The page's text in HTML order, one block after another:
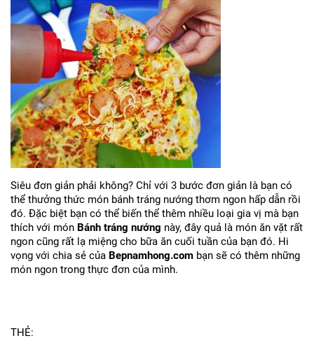
Siêu đơn giản phải không? Chỉ với 3 bước đơn giản là bạn có
thể thưởng thức món bánh tráng nướng thơm ngon hấp dẫn rồi
đó. Đặc biệt bạn có thể biến thể thêm nhiều loại gia vị mà bạn
thích với món Bánh tráng nướng này, đây quả là món ăn vặt rất
ngon cũng rất lạ miệng cho bữa ăn cuối tuần của bạn đó. Hi
vọng với chia sẻ của Bepnamhong.com bạn sẽ có thêm những
món ngon trong thực đơn của mình.
THẺ: